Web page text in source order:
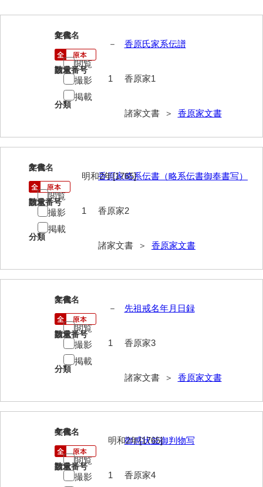
井上家文書（宇部市）
井上家文書（大和町）
井上家文書（防府市）
井上家文書（徳山市）
井上勉家文書（大和町）
今井家文書
今川家文書
入江九一文書
岩崎家文書（秋芳町）
上田家文書（防府市）
上田家文書（横浜市）
上野竹逸文書
上松氏収集文書
内田家文書（豊中市）
内田家文書（防府市）
1
文書名
香原氏家系伝譜
請求番号
香原家1
分類
諸家文書 ＞ 香原家文書
年代
－
数量
1
閲覧
撮影
掲載
2
文書名
香原家略系伝書（略系伝書御奉書写）
請求番号
香原家2
分類
諸家文書 ＞ 香原家文書
年代
明和2年[1765]
数量
1
閲覧
撮影
掲載
3
文書名
先祖戒名年月日録
請求番号
香原家3
分類
諸家文書 ＞ 香原家文書
年代
－
数量
1
閲覧
撮影
掲載
4
文書名
御感状並御判物写
請求番号
香原家4
年代
明和2年[1765]
数量
1
閲覧
撮影